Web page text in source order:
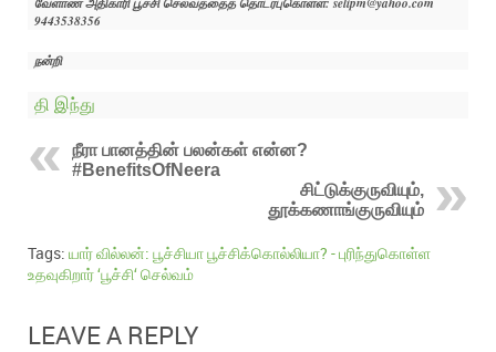
9443538356
நன்றி
தி இந்து
நீரா பானத்தின் பலன்கள் என்ன?
#BenefitsOfNeera
சிட்டுக்குருவியும்,
தூக்கணாங்குருவியும்
Tags: யார் வில்லன்: பூச்சியா பூச்சிக்கொல்லியா? - புரிந்துகொள்ள
உதவுகிறார் ‘பூச்சி‘ செல்வம்
LEAVE A REPLY